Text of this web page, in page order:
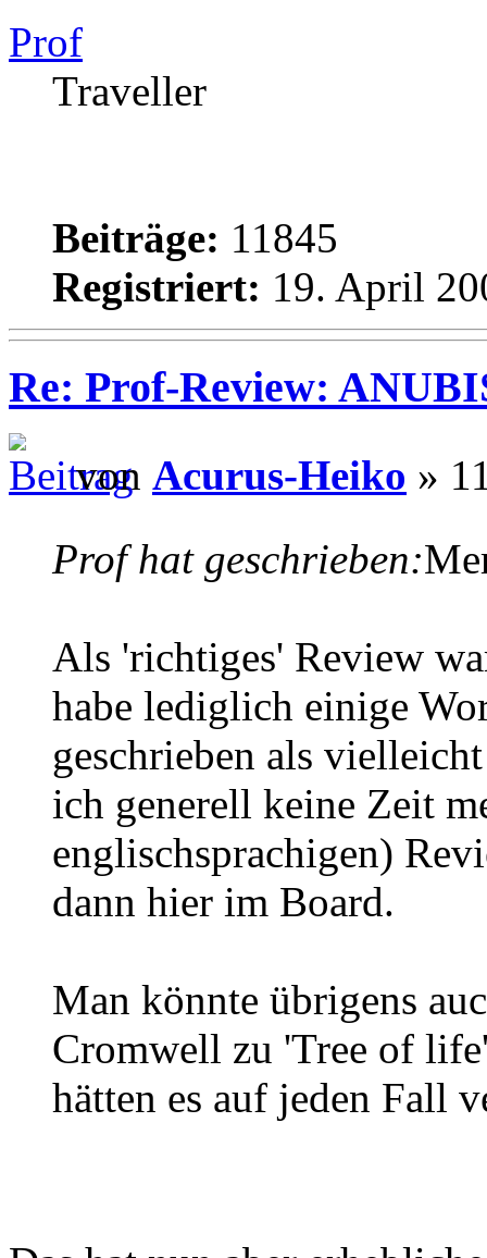
Prof
Traveller
Beiträge: 11845
Registriert: 19. April
Re: Prof-Review:
von Acurus-Heiko »
Prof hat geschrieben:
Als 'richtiges' Review
habe lediglich einige
geschrieben als
ich generell keine Zeit
englischsprachigen)
dann hier im Board.
Man könnte übrigens
Cromwell zu 'Tree of
hätten es auf jeden Fall